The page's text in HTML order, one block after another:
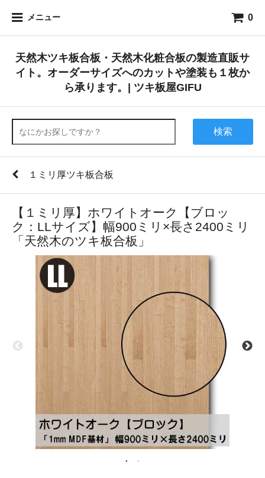
メニュー 0
天然木ツキ板合板・天然木化粧合板の製造直販サ
イト。オーダーサイズへのカットや塗装も１枚か
ら承ります。| ツキ板屋GIFU
検索
１ミリ厚ツキ板合板
【１ミリ厚】ホワイトオーク【ブロッ
ク：LLサイズ】幅900ミリ×長さ2400ミリ
「天然木のツキ板合板」